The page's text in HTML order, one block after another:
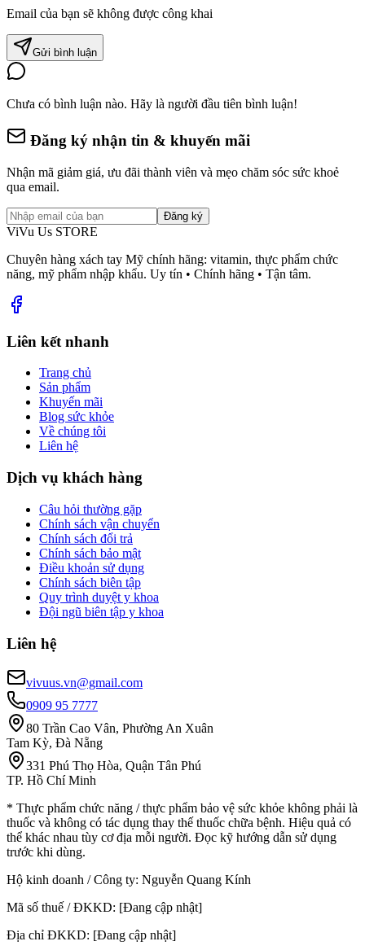
Email của bạn sẽ không được công khai
Gửi bình luận
Chưa có bình luận nào. Hãy là người đầu tiên bình luận!
Đăng ký nhận tin & khuyến mãi
Nhận mã giảm giá, ưu đãi thành viên và mẹo chăm sóc sức khoẻ
qua email.
Đăng ký
ViVu Us STORE
Chuyên hàng xách tay Mỹ chính hãng: vitamin, thực phẩm chức
năng, mỹ phẩm nhập khẩu. Uy tín • Chính hãng • Tận tâm.
Liên kết nhanh
Trang chủ
Sản phẩm
Khuyến mãi
Blog sức khỏe
Về chúng tôi
Liên hệ
Dịch vụ khách hàng
Câu hỏi thường gặp
Chính sách vận chuyển
Chính sách đổi trả
Chính sách bảo mật
Điều khoản sử dụng
Chính sách biên tập
Quy trình duyệt y khoa
Đội ngũ biên tập y khoa
Liên hệ
vivuus.vn@gmail.com
0909 95 7777
80 Trần Cao Vân, Phường An Xuân
Tam Kỳ, Đà Nẵng
331 Phú Thọ Hòa, Quận Tân Phú
TP. Hồ Chí Minh
* Thực phẩm chức năng / thực phẩm bảo vệ sức khỏe không phải là
thuốc và không có tác dụng thay thế thuốc chữa bệnh. Hiệu quả có
thể khác nhau tùy cơ địa mỗi người. Đọc kỹ hướng dẫn sử dụng
trước khi dùng.
Hộ kinh doanh / Công ty: Nguyễn Quang Kính
Mã số thuế / ĐKKD: [Đang cập nhật]
Địa chỉ ĐKKD: [Đang cập nhật]